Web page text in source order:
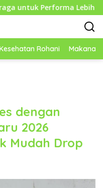
Lebih Optimal
Rohani Makanan
dengan
2026
Mudah Drop